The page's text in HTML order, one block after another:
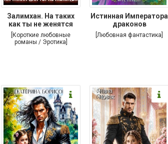
Залимхан. На таких
как ты не женятся
[Короткие любовные
романы / Эротика]
Истинная Императора
драконов
[Любовная фантастика]